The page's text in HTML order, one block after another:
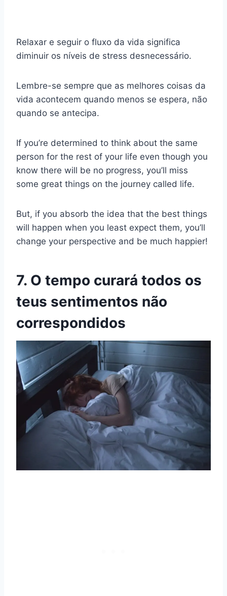
Relaxar e seguir o fluxo da vida significa
diminuir os níveis de stress desnecessário.
Lembre-se sempre que as melhores coisas da
vida acontecem quando menos se espera, não
quando se antecipa.
If you’re determined to think about the same
person for the rest of your life even though you
know there will be no progress, you’ll miss
some great things on the journey called life.
But, if you absorb the idea that the best things
will happen when you least expect them, you’ll
change your perspective and be much happier!
7. O tempo curará todos os
teus sentimentos não
correspondidos